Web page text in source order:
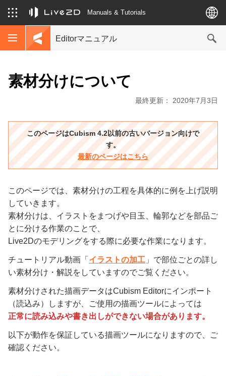
Manuals & Tutorials
Editorマニュアル
素材分けについて
最終更新： 2020年7月3日
このページはCubism 4.2以前の古いバージョン向けで
す。
最新のページはこちら
このページでは、素材分けの工程を具体的に例を上げ説明
していきます。
素材分けは、イラストをまつげや目玉、輪郭などを部品ご
とに分ける作業のことで、
Live2Dのモデリングをする際に必要な作業になります。
チュートリアル動画「 イラストの加工 」で部位ごとの詳し
い素材分け・解説をしていますのでご覧ください。
素材分けされた描画データはCubism Editorにインポート
（読込み）しますが、ご使用の描画ツールによっては
正常に読み込みや書き出しができない場合があります。
以下が動作を保証している描画ツールになりますので、ご
確認ください。